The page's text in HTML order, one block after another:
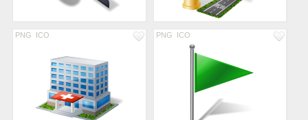
PNG ICO PNG ICO